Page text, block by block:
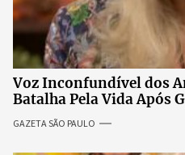
Voz Inconfundível dos
Batalha Pela Vida Após
GAZETA SÃO PAULO